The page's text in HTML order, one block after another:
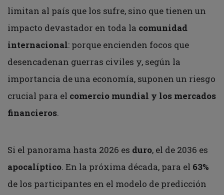
limitan al país que los sufre, sino que tienen un
impacto devastador en toda la comunidad
internacional: porque encienden focos que
desencadenan guerras civiles y, según la
importancia de una economía, suponen un riesgo
crucial para el comercio mundial y los mercados
financieros.
Si el panorama hasta 2026 es duro, el de 2036 es
apocalíptico. En la próxima década, para el 63%
de los participantes en el modelo de predicción